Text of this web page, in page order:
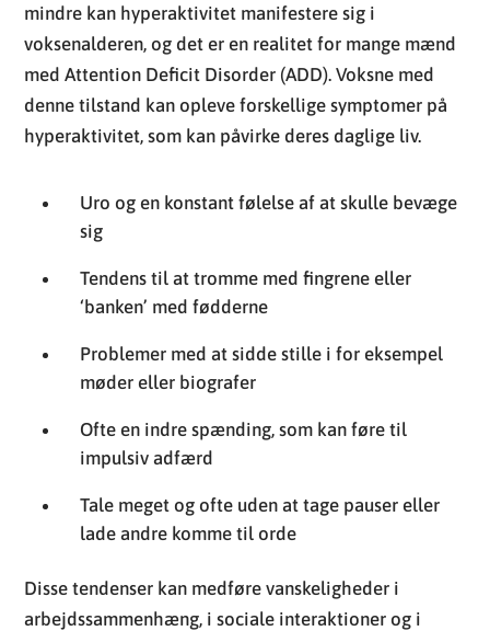
mindre kan hyperaktivitet manifestere sig i
voksenalderen, og det er en realitet for mange mænd
med Attention Deficit Disorder (ADD). Voksne med
denne tilstand kan opleve forskellige symptomer på
hyperaktivitet, som kan påvirke deres daglige liv.
Uro og en konstant følelse af at skulle bevæge
sig
Tendens til at tromme med fingrene eller
‘banken’ med fødderne
Problemer med at sidde stille i for eksempel
møder eller biografer
Ofte en indre spænding, som kan føre til
impulsiv adfærd
Tale meget og ofte uden at tage pauser eller
lade andre komme til orde
Disse tendenser kan medføre vanskeligheder i
arbejdssammenhæng, i sociale interaktioner og i